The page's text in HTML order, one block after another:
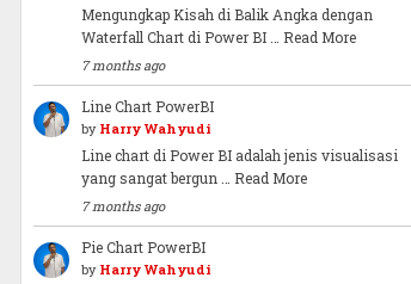
Mengungkap Kisah di Balik Angka dengan
Waterfall Chart di Power BI … Read More
7 months ago
Line Chart PowerBI
by Harry Wahyudi
Line chart di Power BI adalah jenis visualisasi
yang sangat bergun … Read More
7 months ago
Pie Chart PowerBI
by Harry Wahyudi